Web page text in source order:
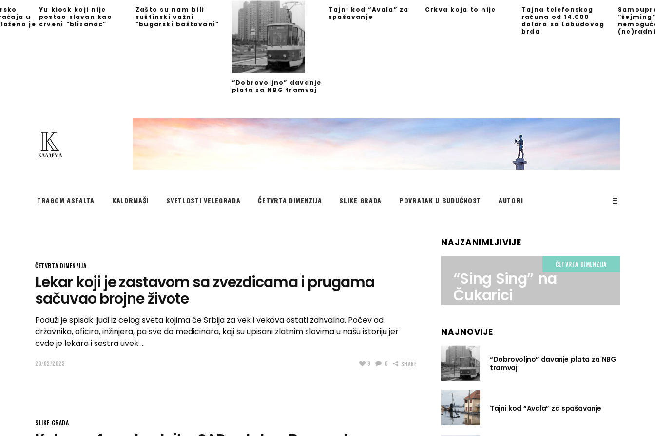
u
je
Yu kiosk koji nije
postao slavan kao
crveni “blizanac”
Zašto su nam bili
suštinski važni
“bugarski baštovani”
“Dobrovoljno” davanje
plata za NBG tramvaj
Tajni kod “Avala” za
spašavanje
Crkva koja to nije
Tajna telefonskog
računa od 14.000
dolara sa Labudovog
brda
TRAGOM ASFALTA KALDRMAŠI SVETLOSTI VELEGRADA ČETVRTA DIMENZIJA SLIKE GRADA POVRATAK U BUDUĆNOST AUTORI
ČETVRTA DIMENZIJA
Lekar koji je zastavom sa zvezdicama i prugama
sačuvao brojne živote
Poduži je spisak ljudi iz celog sveta kojima će Srbija za vek i vekova ostati zahvalna. Počev od
državnika, oficira, inžinjera, pa sve do medicinara, koji su upisani zlatnim slovima u našu istoriju jer
ovde je lekara i sestra uvek
23/02/2023 9 0 SHARE
SLIKE GRADA
NAJZANIMLJIVIJE
ČETVRTA DIMENZIJA
“Sing Sing” na
Čukarici
NAJNOVIJE
“Dobrovoljno” davanje plata za NBG
tramvaj
Tajni kod “Avala” za spašavanje